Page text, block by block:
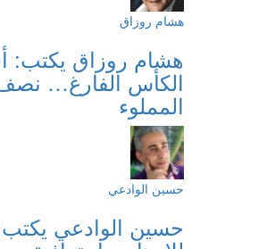
هشام روزاق
هشام روزاق
الكأس الفارغ…
المملوء
حسين الوادعي
حسين الوادعي